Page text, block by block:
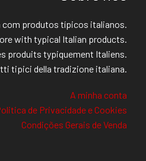
com produtos típicos italianos.
with typical Italian products.
produits typiquement Italiens.
tipici della tradizione italiana.
A minha conta
de Privacidade e Cookies
Condições Gerais de Venda